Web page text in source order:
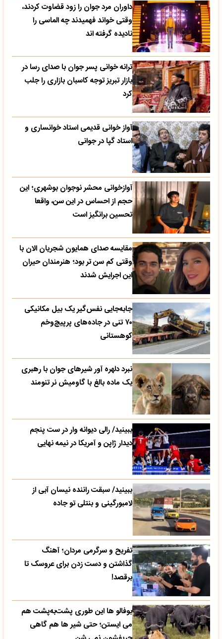
داوران مرد جوان را زود قضاوت کردند،
وقتی خواند فهمیدند چه الماسی را
نادیده گرفته اند
ترانه خوانی پسر جوان با صدای رسا در
بازار تبریز توجه کاسبان بازاری را جلب
کرد
آواز خوانی قدیمی استاد خوانساری و
استاد گپا در جوانی
آوازخوانی محشر نوجوان بوشهری؛ این
حجم از احساس در این سن، واقعا
تحسین‌ برانگیز است
مقایسه صدای همایون شجریان الان با
وقتی کم سن تر بود؛ هنرمندان حیران
این اجرایش شدند
جابه‌جایی نفس‌گیر یک بیل مکانیکی
۷۰ تنی در جاده‌های پرپیچ‌وخم
کوهستانی
نبرد دلهره آور شیرهای جوان با رهبری
یک ماده بالغ با گاومیش نر تنومند
ببینید/ رالی دیوانه وار در ست پنجم
دیدار ژاپن و آمریکا در نیمه نهایی
ببینید/ سبقت راننده نیسان آبی از
لامبورگینی و بنتلی تو جاده
تفریح و سرگرمی مردان؛ آهنگ
گذاشتن و دست زدن برای عروسک تا
برقصد!
بوفالو ها این‌ طوری پشت‌به‌پشت هم
می‌ ایستن؛ حتی شیر ها هم گاهی